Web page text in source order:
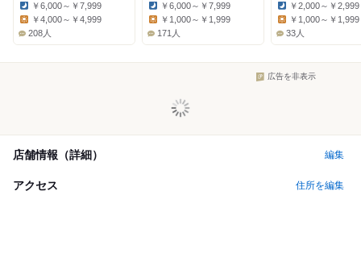
Dinner:
￥6,000～￥7,999
￥4,000～￥4,999
208人
Dinner:
￥6,000～￥7,999
￥1,000～￥1,999
171人
Dinner:
￥2,000～￥2,999
Lunch:
￥1,000～￥1,999
33人
広告を非表示
店舗情報（詳細） 編集
アクセス 住所を編集